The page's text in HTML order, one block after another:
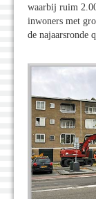
waarbij ruim
inwoners met
de najaarsronde